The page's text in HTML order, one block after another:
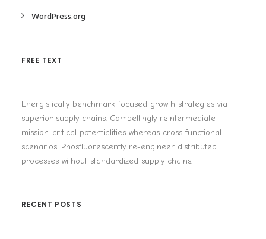
WordPress.org
FREE TEXT
Energistically benchmark focused growth strategies via
superior supply chains. Compellingly reintermediate
mission-critical potentialities whereas cross functional
scenarios. Phosfluorescently re-engineer distributed
processes without standardized supply chains.
RECENT POSTS